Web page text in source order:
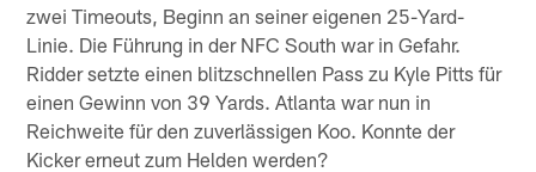
zwei Timeouts, Beginn an seiner eigenen 25-Yard-
Linie. Die Führung in der NFC South war in Gefahr.
Ridder setzte einen blitzschnellen Pass zu Kyle Pitts für
einen Gewinn von 39 Yards. Atlanta war nun in
Reichweite für den zuverlässigen Koo. Konnte der
Kicker erneut zum Helden werden?